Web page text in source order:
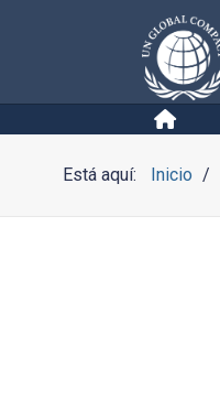
Está aquí: Inicio